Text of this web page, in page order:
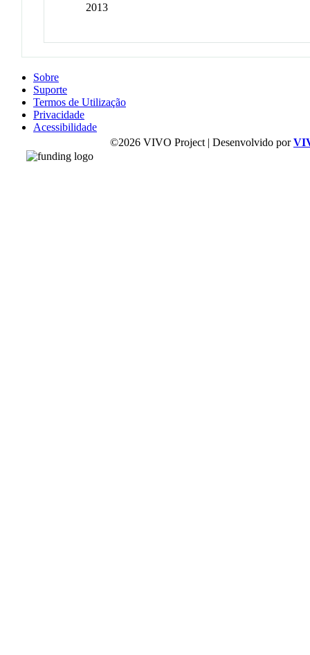
2013
Sobre
Suporte
Termos de Utilização
Privacidade
Acessibilidade
©2026 VIVO Project | Desenvolvido por